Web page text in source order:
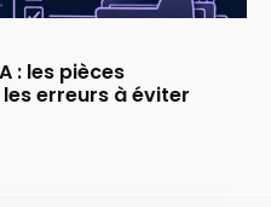
: les pièces
erreurs à éviter